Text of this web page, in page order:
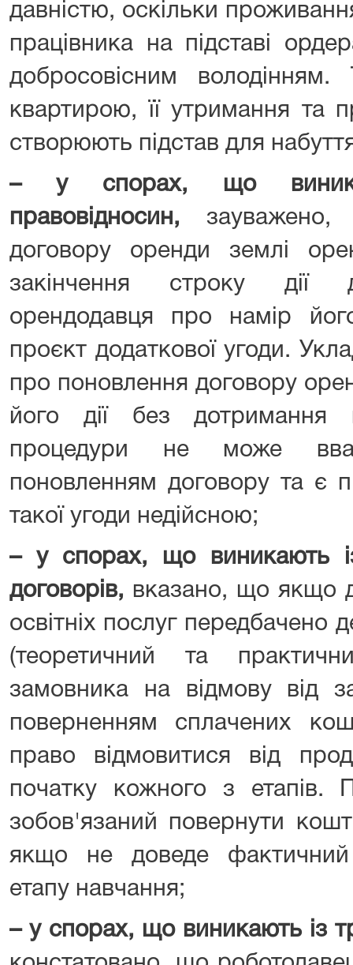
давністю, оскільки
працівника на підставі
добросовісним володінням.
квартирою, її утримання та
створюють підстав для
– у спорах, що
правовідносин ,
договору оренди землі
закінчення строку дії
орендодавця про намір
проєкт додаткової угоди.
про поновлення договору
його дії без дотримання
процедури не може
поновленням договору та є
такої угоди недійсною;
– у спорах, що виникають
договорів, вказано, що якщо
освітніх послуг передбачено
(теоретичний та
замовника на відмову від
поверненням сплачених
право відмовитися від
початку кожного з етапів.
зобов'язаний повернути
якщо не доведе фактичний
етапу навчання;
– у спорах, що виникають із